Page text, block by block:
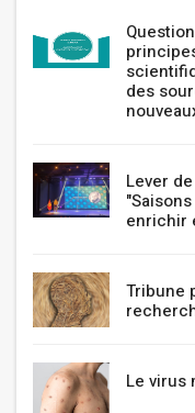
des
Lever
enrichir
Tribune
Le virus